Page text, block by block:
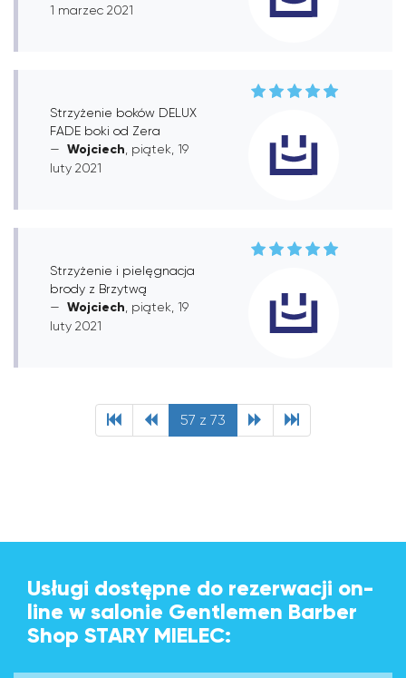
1 marzec 2021
Strzyżenie boków DELUX
FADE boki od Zera
Wojciech , piątek, 19
luty 2021
Strzyżenie i pielęgnacja
brody z Brzytwą
Wojciech , piątek, 19
luty 2021
57 z 73
Usługi dostępne do rezerwacji on-
line w salonie Gentlemen Barber
Shop STARY MIELEC: